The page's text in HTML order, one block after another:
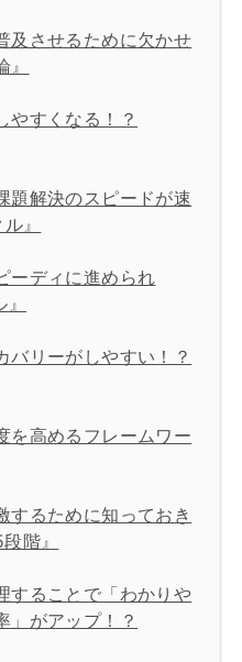
及させるために欠かせ
やすくなる！？
題解決のスピードが速
』
ーディに進められ
バリーがしやすい！？
を高めるフレームワー
するために知っておき
階』
することで「わかりや
」がアップ！？